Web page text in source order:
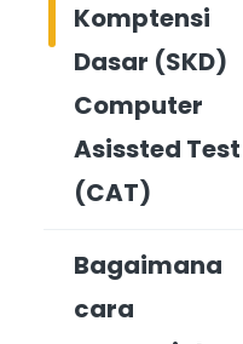
Komptensi
Dasar (SKD)
Computer
Asissted Test
(CAT)
Bagaimana
cara